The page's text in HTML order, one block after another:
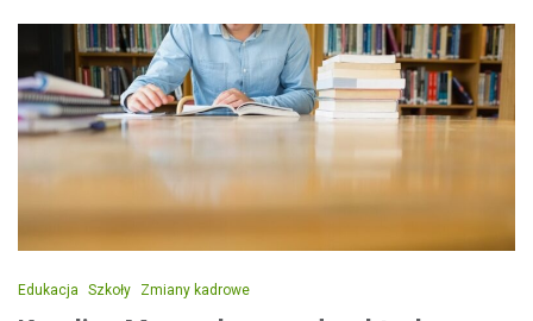
Edukacja Szkoły Zmiany kadrowe